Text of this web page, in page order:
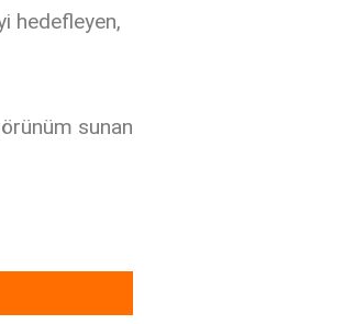
hedefleyen,
sunan